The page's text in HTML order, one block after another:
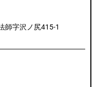
師字沢ノ尻415-1